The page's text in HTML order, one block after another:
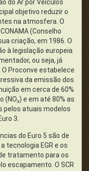
do Ar por Veículos
objetivo reduzir o
na atmosfera. O
(Conselho
criação, em 1986. O
à legislação europeia
ou seja, já
Proconve estabelece
da emissão dos
em cerca de 60%
(NOx) e em até 80% as
pelos atuais modelos
3.
do Euro 5 são de
tecnologia EGR e os
tratamento para os
escapamento. O SCR